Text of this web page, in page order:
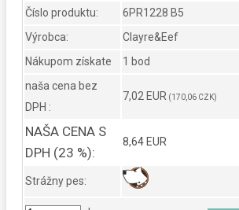
Číslo produktu:
6PR1228 B5
Výrobca:
Clayre&Eef
Nákupom získate
1 bod
naša cena bez
DPH :
7,02 EUR (170,06 CZK)
NAŠA CENA S
DPH (23 %):
8,64 EUR
Strážny pes: